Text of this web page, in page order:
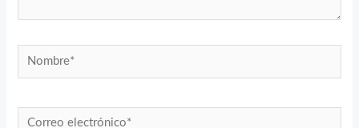
Nombre*
Correo